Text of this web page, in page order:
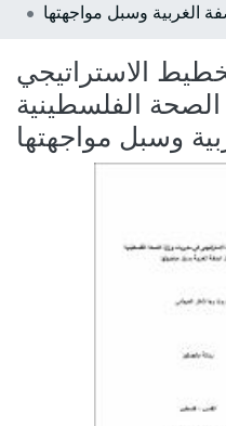
الاستراتيجي
الفلسطينية
وسبل مواجهتها